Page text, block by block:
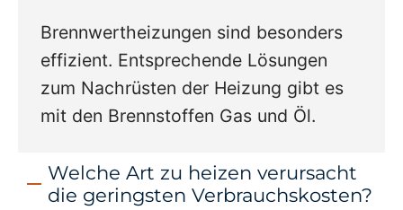
Brennwertheizungen sind besonders
effizient. Entsprechende Lösungen
zum Nachrüsten der Heizung gibt es
mit den Brennstoffen Gas und Öl.
Welche Art zu heizen verursacht
die geringsten Verbrauchskosten?